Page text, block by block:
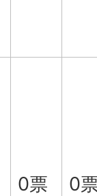
0票 0